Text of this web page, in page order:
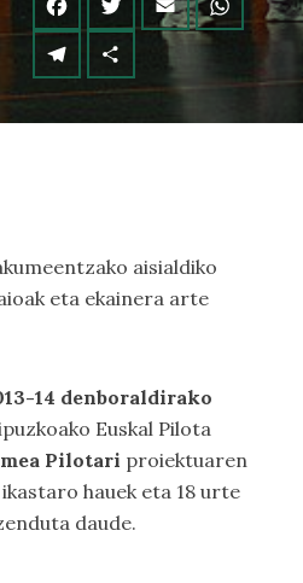
aisialdiko
eta ekainera arte
14 denboraldirako
Euskal Pilota
Pilotari proiektuaren
hauek eta 18 urte
daude.